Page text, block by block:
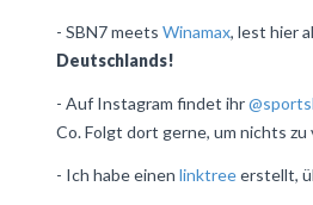
- SBN7 meets Winamax, lest hier
Deutschlands!
- Auf Instagram findet ihr
Co. Folgt dort gerne, um nichts zu
- Ich habe einen linktreeerstellt,